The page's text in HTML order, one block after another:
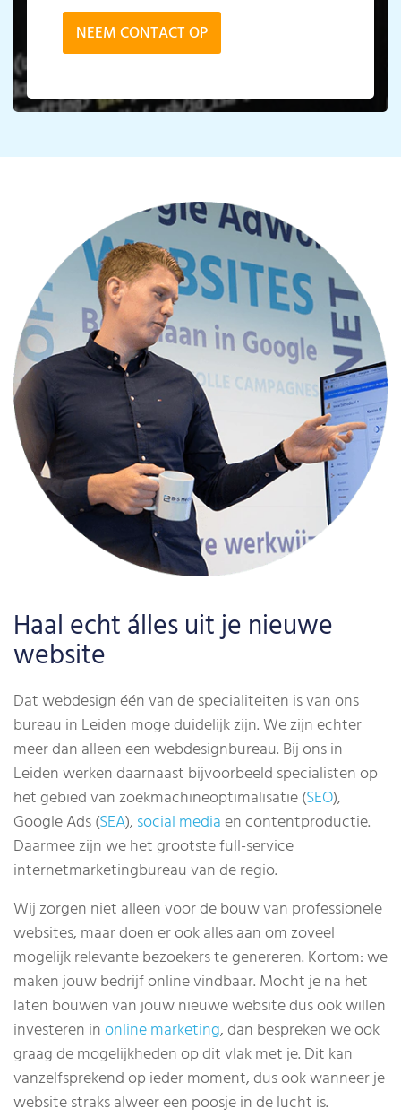
NEEM CONTACT OP
Haal echt álles uit je nieuwe
website
Dat webdesign één van de specialiteiten is van ons
bureau in Leiden moge duidelijk zijn. We zijn echter
meer dan alleen een webdesignbureau. Bij ons in
Leiden werken daarnaast bijvoorbeeld specialisten op
het gebied van zoekmachineoptimalisatie (SEO),
Google Ads (SEA), social mediaen contentproductie.
Daarmee zijn we het grootste full-service
internetmarketingbureau van de regio.
Wij zorgen niet alleen voor de bouw van professionele
websites, maar doen er ook alles aan om zoveel
mogelijk relevante bezoekers te genereren. Kortom: we
maken jouw bedrijf online vindbaar. Mocht je na het
laten bouwen van jouw nieuwe website dus ook willen
investeren inonline marketing, dan bespreken we ook
graag de mogelijkheden op dit vlak met je. Dit kan
vanzelfsprekend op ieder moment, dus ook wanneer je
website straks alweer een poosje in de lucht is.